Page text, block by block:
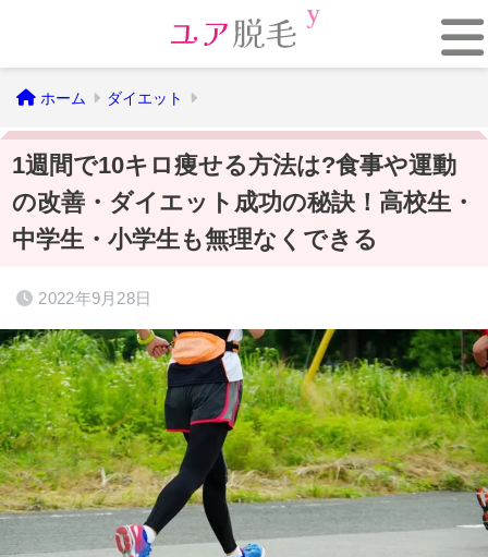
ホーム ダイエット
1週間で10キロ痩せる方法は?食事や運動
の改善・ダイエット成功の秘訣！高校生・
中学生・小学生も無理なくできる
2022年9月28日